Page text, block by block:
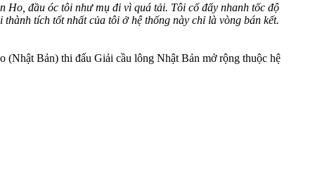
Ho, đầu óc tôi như mụ đi vì quá tải. Tôi cố đẩy nhanh tốc độ
tích tốt nhất của tôi ở hệ thống này chỉ là vòng bán kết.
Bản) thi đấu Giải cầu lông Nhật Bản mở rộng thuộc hệ